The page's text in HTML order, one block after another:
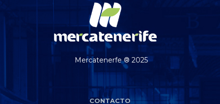
Mercatenerfe ® 2025
CONTACTO